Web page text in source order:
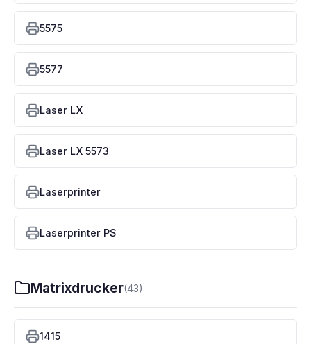
5575
5577
Laser LX
Laser LX 5573
Laserprinter
Laserprinter PS
Matrixdrucker(43)
1415